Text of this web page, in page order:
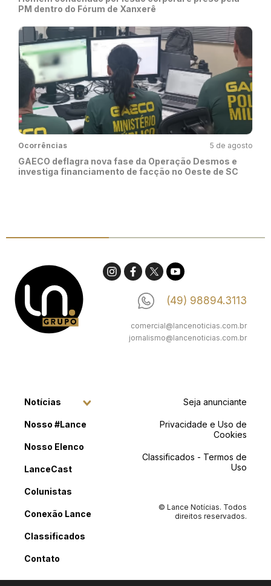
PM dentro do Fórum de Xanxerê
Ocorrências 5 de agosto
GAECO deflagra nova fase da Operação Desmos e
investiga financiamento de facção no Oeste de SC
(49) 98894.3113
comercial@lancenoticias.com.br
jornalismo@lancenoticias.com.br
Notícias
Nosso #Lance
Nosso Elenco
LanceCast
Colunistas
Conexão Lance
Classificados
Contato
Seja anunciante
Privacidade e Uso de
Cookies
Classificados - Termos de
Uso
© Lance Notícias. Todos
direitos reservados.